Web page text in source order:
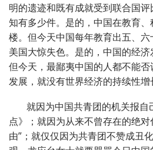
明的遗迹和既有成就受到联合国
知有多少件。是的，中国在教育
楼。但今天中国每年教育出五、
美国大惊失色。是的，中国的经济
但今天，最鄙夷中国的人都不能
发展，就没有世界经济的持续性增
就因为中国共青团的机关报
点》；就因为从来不曾存在的绝对
由”；就仅仅因为共青团不赞成丑